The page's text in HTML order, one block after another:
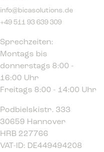
+49 511 93 639 309
Sprechzeiten:
Montags bis
donnerstags 8:00 -
16:00 Uhr
Freitags 8:00 - 14:00 Uhr
Podbielskistr. 333
30659 Hannover
HRB 227766
VAT-ID: DE449494208